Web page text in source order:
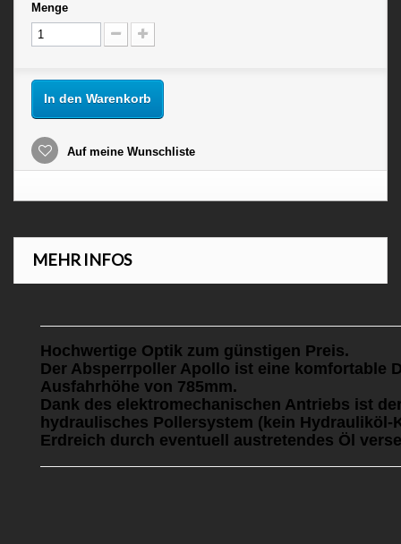
Menge
In den Warenkorb
Auf meine Wunschliste
MEHR INFOS
Hochwertige Optik zum günstigen Preis.
Der Absperrpoller Apollo ist eine komfortable
Ausfahrhöhe von 785mm.
Dank des elektromechanischen Antriebs ist
hydraulisches Pollersystem (kein
Erdreich durch eventuell austretendes Öl